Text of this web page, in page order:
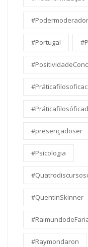
#Podermoderador
#Portugal
#presençadoser
#Psicologia
#QuentinSkinner
#Raymondaron